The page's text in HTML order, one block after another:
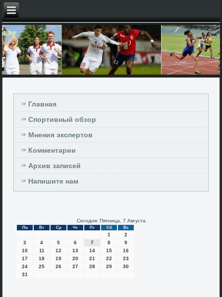
Главная
Спортивный обзор
Мнения экспертов
Комментарии
Архив записей
Напишите нам
Сегодня: Пятница, 7 Августа
Пн Вт Ср Чт Пт Сб Вс
1
2
3
4 5 6 7 8
9
10
11 12 13 14 15
16
17
18 19 20 21 22
23
24
25 26 27 28 29
30
31